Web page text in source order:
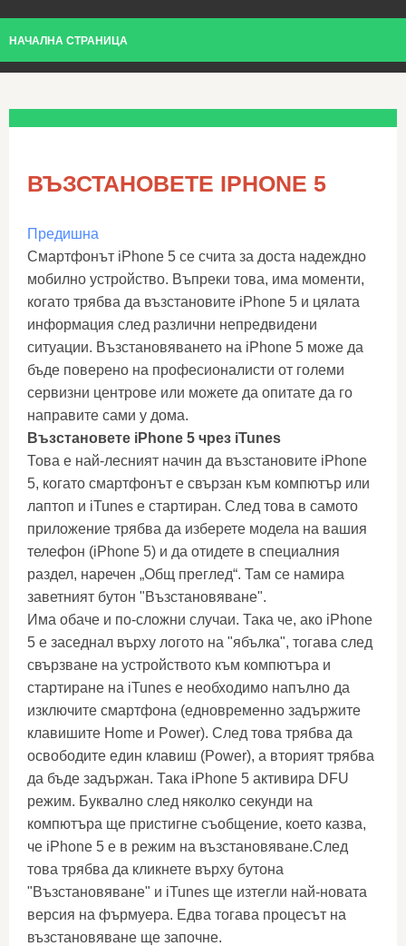
НАЧАЛНА СТРАНИЦА
ВЪЗСТАНОВЕТЕ IPHONE 5
Предишна
Смартфонът iPhone 5 се счита за доста надеждно
мобилно устройство. Въпреки това, има моменти,
когато трябва да възстановите iPhone 5 и цялата
информация след различни непредвидени
ситуации. Възстановяването на iPhone 5 може да
бъде поверено на професионалисти от големи
сервизни центрове или можете да опитате да го
направите сами у дома.
Възстановете iPhone 5 чрез iTunes
Това е най-лесният начин да възстановите iPhone
5, когато смартфонът е свързан към компютър или
лаптоп и iTunes е стартиран. След това в самото
приложение трябва да изберете модела на вашия
телефон (iPhone 5) и да отидете в специалния
раздел, наречен „Общ преглед“. Там се намира
заветният бутон "Възстановяване".
Има обаче и по-сложни случаи. Така че, ако iPhone
5 е заседнал върху логото на "ябълка", тогава след
свързване на устройството към компютъра и
стартиране на iTunes е необходимо напълно да
изключите смартфона (едновременно задържите
клавишите Home и Power). След това трябва да
освободите един клавиш (Power), а вторият трябва
да бъде задържан. Така iPhone 5 активира DFU
режим. Буквално след няколко секунди на
компютъра ще пристигне съобщение, което казва,
че iPhone 5 е в режим на възстановяване.След
това трябва да кликнете върху бутона
"Възстановяване" и iTunes ще изтегли най-новата
версия на фърмуера. Едва тогава процесът на
възстановяване ще започне.